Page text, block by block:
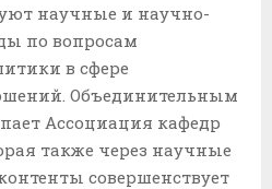
научные и научно-
по вопросам
в сфере
Объединительным
Ассоциация кафедр
также через научные
совершенствует